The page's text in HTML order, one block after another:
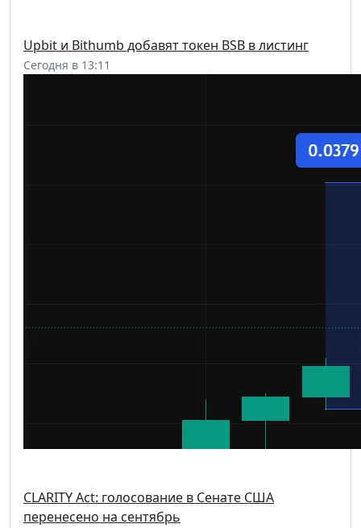
Upbit и Bithumb добавят токен BSB в листинг
Сегодня в 13:11
CLARITY Act: голосование в Сенате США
перенесено на сентябрь